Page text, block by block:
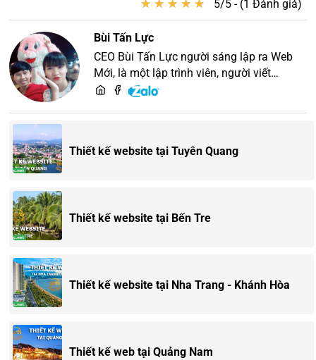
★ ★ ★ ★ ★
★ ★ ★ ★ ★ 5/5 - (1 Đánh giá)
Bùi Tấn Lực
CEO Bùi Tấn Lực người sáng lập ra Web
Mới, là một lập trình viên, người viết
content, chuyên tư vấn các vấn đề về
Thiết kế website tại Tuyên Quang
Thiết kế website tại Bến Tre
Thiết kế website tại Nha Trang - Khánh Hòa
Thiết kế web tại Quảng Nam